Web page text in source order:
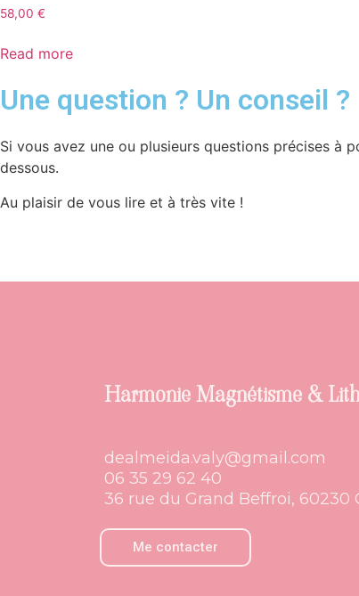
58,00 €
Read more
Une question ? Un conseil ?
Si vous avez une ou plusieurs questions précises à
dessous.
Au plaisir de vous lire et à très vite !
Harmonie Magnétisme &
dealmeida.valy@gmail.com
06 35 29 62 40
36 rue du Grand Beffroi, 60230
Me contacter